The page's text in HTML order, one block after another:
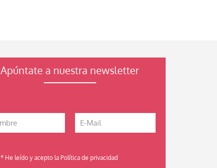
Apúntate a nuestra newsletter
* He leído y acepto la Política de privacidad